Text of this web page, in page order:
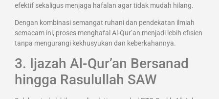
efektif sekaligus menjaga hafalan agar tidak mudah hilang.
Dengan kombinasi semangat ruhani dan pendekatan ilmiah
semacam ini, proses menghafal Al-Qur’an menjadi lebih efisien
tanpa mengurangi kekhusyukan dan keberkahannya.
3. Ijazah Al-Qur’an Bersanad
hingga Rasulullah SAW